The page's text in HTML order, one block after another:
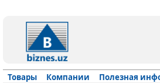
Товары Компании Полезная